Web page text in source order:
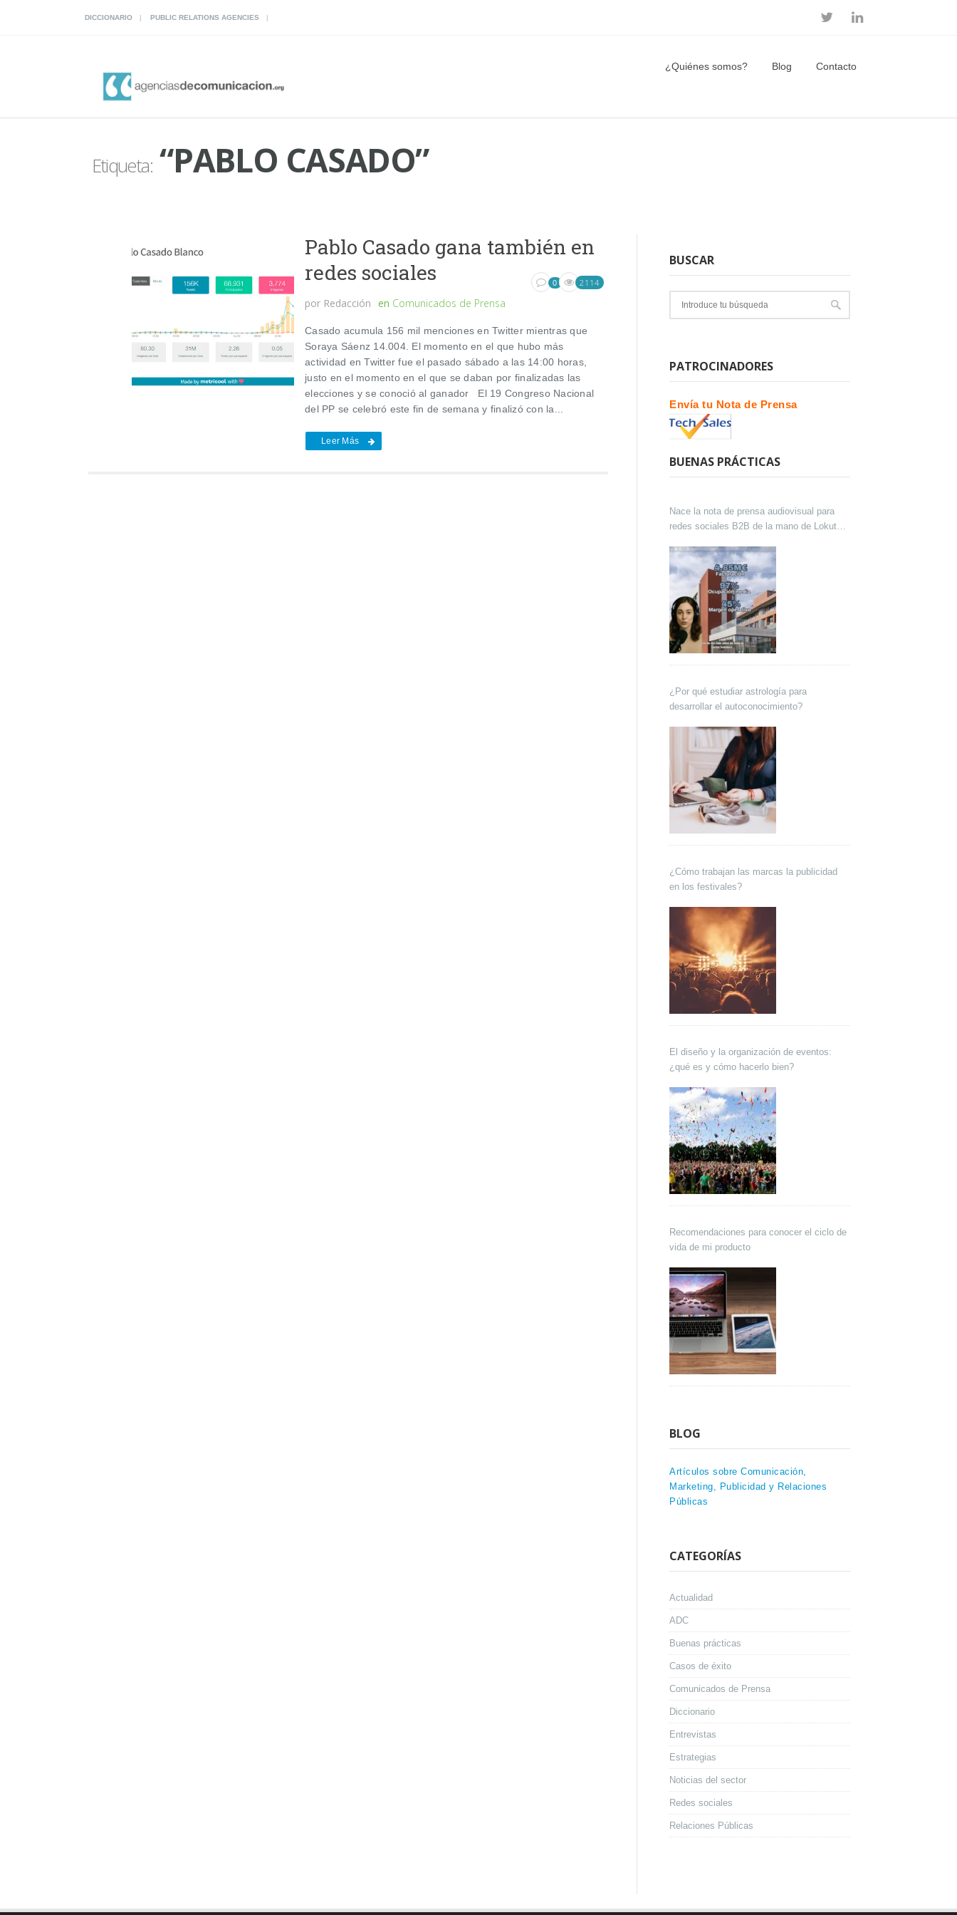
DICCIONARIO PUBLIC RELATIONS AGENCIES
¿Quiénes somos? Blog Contacto
Etiqueta:“PABLO CASADO”
Pablo Casado gana también en
redes sociales
por Redacción en Comunicados de Prensa
0 2114
Casado acumula 156 mil menciones en Twitter mientras que
Soraya Sáenz 14.004. El momento en el que hubo más
actividad en Twitter fue el pasado sábado a las 14:00 horas,
justo en el momento en el que se daban por finalizadas las
elecciones y se conoció al ganador El 19 Congreso Nacional
del PP se celebró este fin de semana y finalizó con la...
Leer Más
BUSCAR
PATROCINADORES
Envía tu Nota de Prensa
BUENAS PRÁCTICAS
Nace la nota de prensa audiovisual para
redes sociales B2B de la mano de Lokutor
¿Por qué estudiar astrología para
desarrollar el autoconocimiento?
¿Cómo trabajan las marcas la publicidad
en los festivales?
El diseño y la organización de eventos:
¿qué es y cómo hacerlo bien?
Recomendaciones para conocer el ciclo de
vida de mi producto
BLOG
Artículos sobre Comunicación,
Marketing, Publicidad y Relaciones
Públicas
CATEGORÍAS
Actualidad
ADC
Buenas prácticas
Casos de éxito
Comunicados de Prensa
Diccionario
Entrevistas
Estrategias
Noticias del sector
Redes sociales
Relaciones Públicas